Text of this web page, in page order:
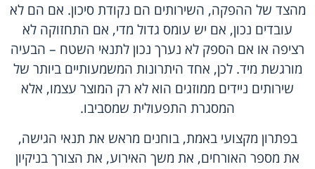
מהצד של ההפקה, השירותים הם נקודת סיכון. אם הם לא
עובדים נכון, אם יש עומס גדול מדי, אם התחזוקה לא
רציפה או אם הספק לא נערך נכון לתנאי השטח – הבעיה
מורגשת מיד. לכן, אחד היתרונות המשמעותיים ביותר של
שירותים ניידים ממוזגים הוא לא רק המוצר עצמו, אלא
המסגרת התפעולית שמסביבו.
בפתרון מקצועי באמת, בוחנים מראש את תנאי הגישה,
את מספר האורחים, את משך האירוע, את הצורך בניקיון